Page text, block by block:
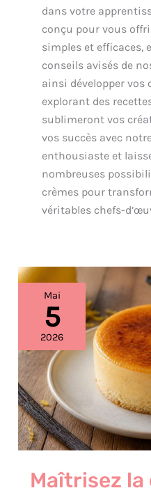
dans votre
conçu pour vous
simples et efficaces,
conseils avisés de
ainsi développer vos
explorant des
sublimeront vos
vos succès avec
enthousiaste et
nombreuses
crèmes pour
véritables chefs-
Mai
5
2026
Maîtrisez la
la
crème
chiboust
en
cuisine